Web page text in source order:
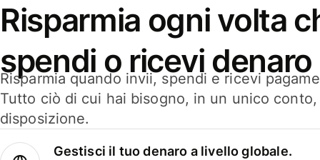
Risparmia ogni volta
spendi o ricevi denaro
Risparmia quando invii, spendi e ricevi
Tutto ciò di cui hai bisogno, in un unico
disposizione.
Gestisci il tuo denaro a livello globale.